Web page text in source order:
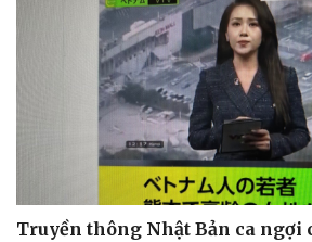
Truyền thông Nhật Bản ca ngợi